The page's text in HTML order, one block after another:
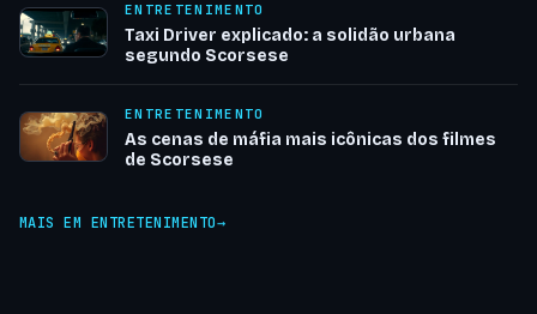
ENTRETENIMENTO
Taxi Driver explicado: a solidão urbana
segundo Scorsese
ENTRETENIMENTO
As cenas de máfia mais icônicas dos filmes
de Scorsese
MAIS EM ENTRETENIMENTO